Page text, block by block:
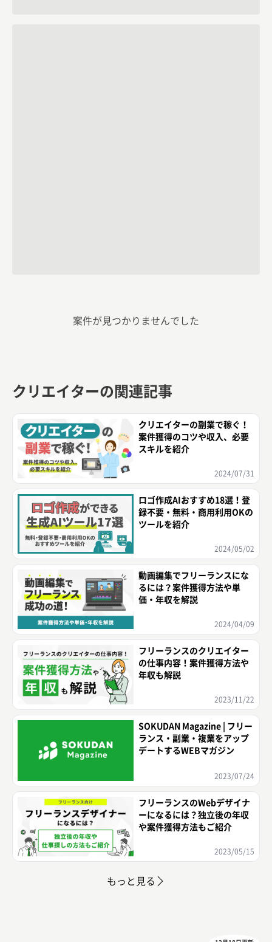
案件が見つかりませんでした
クリエイターの関連記事
クリエイターの副業で稼ぐ！
案件獲得のコツや収入、必要
スキルを紹介
2024/07/31
ロゴ作成AIおすすめ18選！登
録不要・無料・商用利用OKの
ツールを紹介
2024/05/02
動画編集でフリーランスにな
るには？案件獲得方法や単
価・年収を解説
2024/04/09
フリーランスのクリエイター
の仕事内容！案件獲得方法や
年収も解説
2023/11/22
SOKUDAN Magazine | フリー
ランス・副業・複業をアップ
デートするWEBマガジン
2023/07/24
フリーランスのWebデザイナ
ーになるには？独立後の年収
や案件獲得方法もご紹介
2023/05/15
もっと見る